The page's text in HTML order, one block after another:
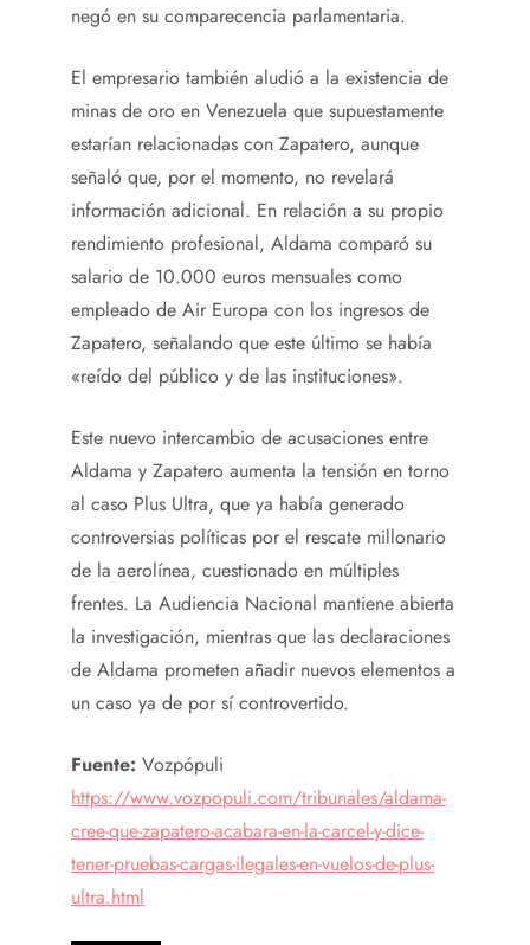
negó en su comparecencia parlamentaria.
El empresario también aludió a la existencia de
minas de oro en Venezuela que supuestamente
estarían relacionadas con Zapatero, aunque
señaló que, por el momento, no revelará
información adicional. En relación a su propio
rendimiento profesional, Aldama comparó su
salario de 10.000 euros mensuales como
empleado de Air Europa con los ingresos de
Zapatero, señalando que este último se había
«reído del público y de las instituciones».
Este nuevo intercambio de acusaciones entre
Aldama y Zapatero aumenta la tensión en torno
al caso Plus Ultra, que ya había generado
controversias políticas por el rescate millonario
de la aerolínea, cuestionado en múltiples
frentes. La Audiencia Nacional mantiene abierta
la investigación, mientras que las declaraciones
de Aldama prometen añadir nuevos elementos a
un caso ya de por sí controvertido.
Fuente: Vozpópuli
https://www.vozpopuli.com/tribunales/aldama-
cree-que-zapatero-acabara-en-la-carcel-y-dice-
tener-pruebas-cargas-ilegales-en-vuelos-de-plus-
ultra.html